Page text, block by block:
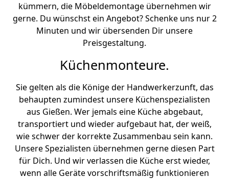
kümmern, die Möbeldemontage übernehmen wir
gerne. Du wünschst ein Angebot? Schenke uns nur 2
Minuten und wir übersenden Dir unsere
Preisgestaltung.
Küchenmonteure.
Sie gelten als die Könige der Handwerkerzunft, das
behaupten zumindest unsere Küchenspezialisten
aus Gießen. Wer jemals eine Küche abgebaut,
transportiert und wieder aufgebaut hat, der weiß,
wie schwer der korrekte Zusammenbau sein kann.
Unsere Spezialisten übernehmen gerne diesen Part
für Dich. Und wir verlassen die Küche erst wieder,
wenn alle Geräte vorschriftsmäßig funktionieren